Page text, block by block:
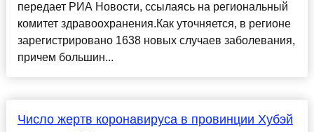
передает РИА Новости, ссылаясь на региональный
комитет здравоохранения.Как уточняется, в регионе
зарегистрировано 1638 новых случаев заболевания,
причем большин...
Число жертв коронавируса в провинции Хубэй